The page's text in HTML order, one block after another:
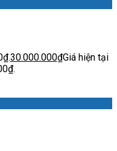
30.000.000₫Giá hiện tại